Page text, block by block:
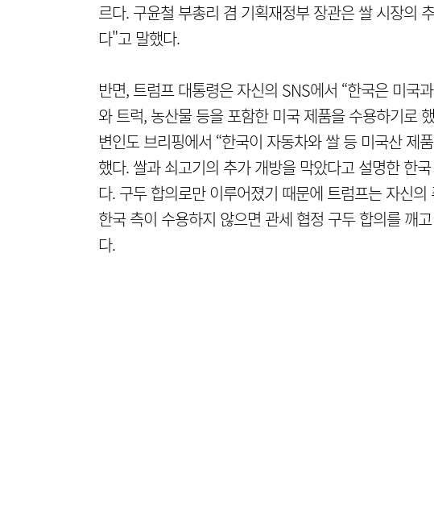
르다. 구윤철 부총리 겸 기획재정부 장관은 쌀 시장의
다"고 말했다.
반면, 트럼프 대통령은 자신의 SNS에서 “한국은 미국
와 트럭, 농산물 등을 포함한 미국 제품을 수용하기로
변인도 브리핑에서 “한국이 자동차와 쌀 등 미국산 제
했다. 쌀과 쇠고기의 추가 개방을 막았다고 설명한 한
다. 구두 합의로만 이루어졌기 때문에 트럼프는 자신
한국 측이 수용하지 않으면 관세 협정 구두 합의를 깨
다.